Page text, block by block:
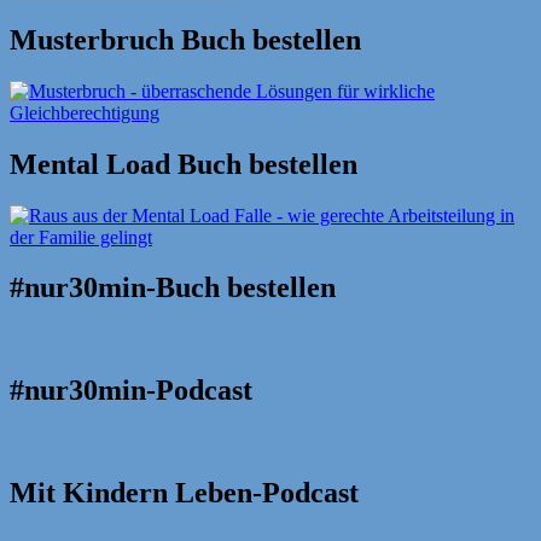
nach:
Musterbruch Buch bestellen
Mental Load Buch bestellen
#nur30min-Buch bestellen
#nur30min-Podcast
Mit Kindern Leben-Podcast